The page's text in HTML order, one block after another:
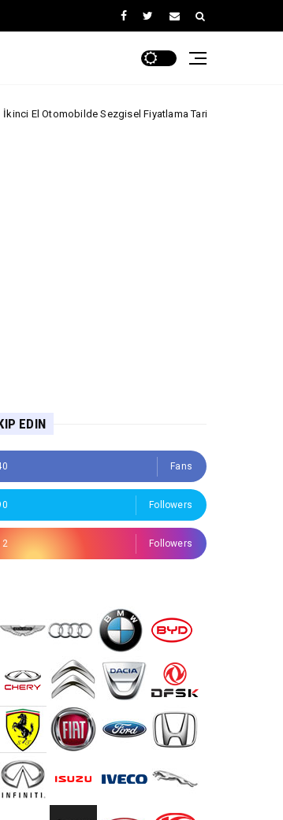
Sezgisel Fiyatlama Tarihe Karışıyor
EDIN
Fans
Followers
Followers